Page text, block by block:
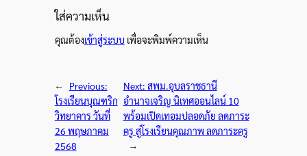
ใส่ความเห็น
คุณต้องเข้าสู่ระบบ เพื่อจะพิมพ์ความเห็น
←
Previous:
โรงเรียนบุณฑริก
วิทยาคาร วันที่
26 พฤษภาคม
2568
Next: สพม.อุบลราชธานี
อำนาจเจริญ นิเทศออนไลน์ 10
พร้อมเปิดเทอมปลอดภัย ลดภาระ
ครู สู่โรงเรียนคุณภาพ ลดภาระครู
→